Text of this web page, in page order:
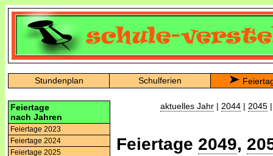
Stundenplan Schulferien
Feiertage
nach Jahren
Feiertage 2023
Feiertage 2024
Feiertage 2025
aktuelles Jahr | 2044 | 2045
Feiertage 2049,